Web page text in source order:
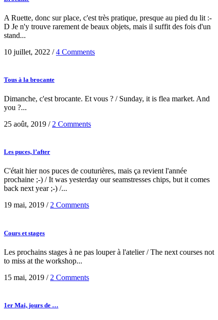
A Ruette, donc sur place, c'est très pratique, presque au pied du lit :-
D Je n'y trouve rarement de beaux objets, mais il suffit des fois d'un
stand...
10 juillet, 2022 /4 Comments
Tous à la brocante
Dimanche, c'est brocante. Et vous ? / Sunday, it is flea market. And
you ?...
25 août, 2019 / 2 Comments
Les puces, l’after
C'était hier nos puces de couturières, mais ça revient l'année
prochaine ;-) / It was yesterday our seamstresses chips, but it comes
back next year ;-) /...
19 mai, 2019 /2 Comments
Cours et stages
Les prochains stages à ne pas louper à l'atelier / The next courses not
to miss at the workshop...
15 mai, 2019 / 2 Comments
1er Mai, jours de …